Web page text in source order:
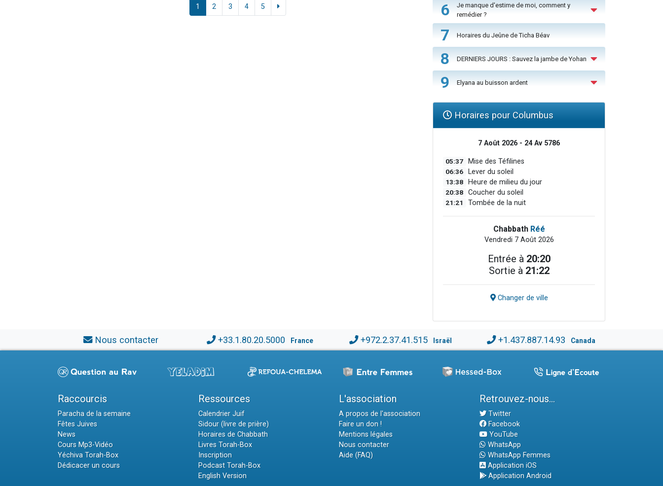
1 2 3 4 5 6
Je manque d'estime de moi, comment y
remédier ?
7 Horaires du Jeûne de Ticha Béav
8 DERNIERS JOURS : Sauvez la jambe de Yohan
9 Elyana au buisson ardent
Horaires pour Columbus
7 Août 2026 - 24 Av 5786
05:37 Mise des Téfilines
06:36 Lever du soleil
13:38 Heure de milieu du jour
20:38 Coucher du soleil
21:21 Tombée de la nuit
Chabbath Réé
Vendredi 7 Août 2026
Entrée à 20:20
Sortie à 21:22
Changer de ville
Nous contacter +33.1.80.20.5000 France +972.2.37.41.515 Israël +1.437.887.14.93 Canada
Raccourcis
Paracha de la semaine
Fêtes Juives
News
Cours Mp3-Vidéo
Yéchiva Torah-Box
Dédicacer un cours
Ressources
Calendrier Juif
Sidour (livre de prière)
Horaires de Chabbath
Livres Torah-Box
Inscription
Podcast Torah-Box
English Version
L'association
A propos de l'association
Faire un don !
Mentions légales
Nous contacter
Aide (FAQ)
Retrouvez-nous...
Twitter
Facebook
YouTube
WhatsApp
WhatsApp Femmes
Application iOS
Application Android